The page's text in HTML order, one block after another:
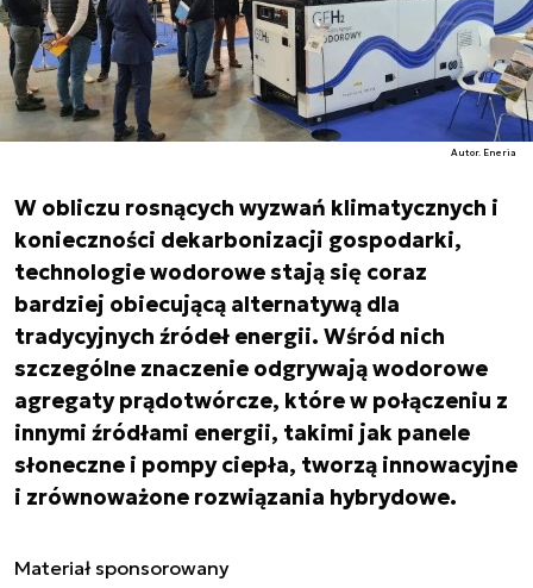
Autor. Eneria
W obliczu rosnących wyzwań klimatycznych i
konieczności dekarbonizacji gospodarki,
technologie wodorowe stają się coraz
bardziej obiecującą alternatywą dla
tradycyjnych źródeł energii. Wśród nich
szczególne znaczenie odgrywają wodorowe
agregaty prądotwórcze, które w połączeniu z
innymi źródłami energii, takimi jak panele
słoneczne i pompy ciepła, tworzą innowacyjne
i zrównoważone rozwiązania hybrydowe.
Materiał sponsorowany